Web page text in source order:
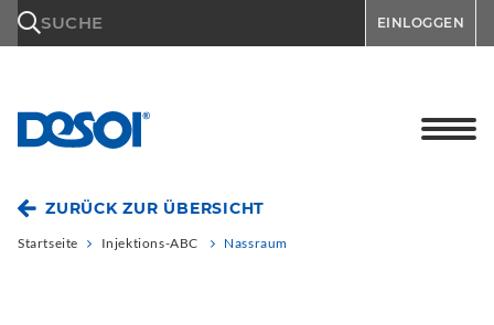
SUCHE EINLOGGEN
ZURÜCK ZUR ÜBERSICHT
Startseite Injektions-ABC Nassraum